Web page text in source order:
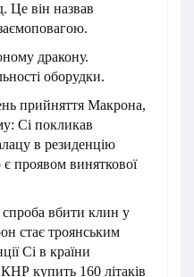
Це він назвав
дракону.
оборудки.
прийняття Макрона,
Сі покликав
в резиденцію
є проявом виняткової
вбити клин у
стає троянським
Сі в країни
купить 160 літаків